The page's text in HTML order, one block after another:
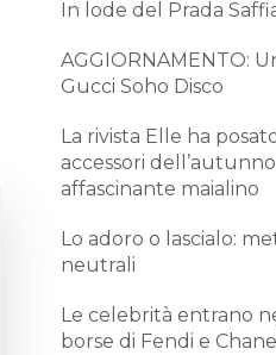
In lode del Prada
AGGIORNAMENTO:
Gucci Soho Disco
La rivista Elle ha
accessori
affascinante maialino
Lo adoro o lascialo:
neutrali
Le celebrità entrano
borse di Fendi e Chanel